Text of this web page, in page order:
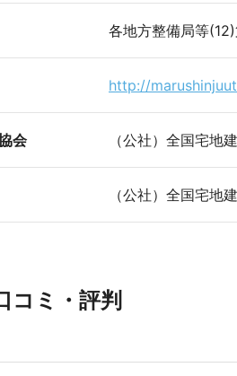
各地方整備局等
http://
会 （公社）全国宅地
（公社）全国宅地
コミ・評判